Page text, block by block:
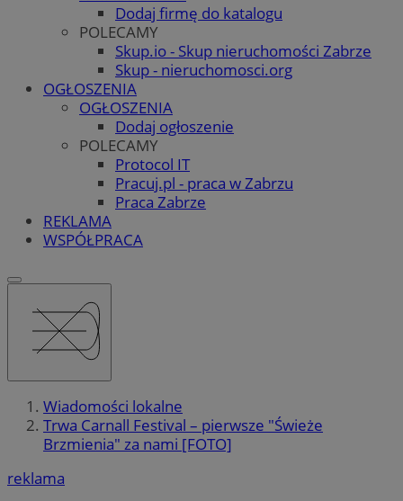
Dodaj firmę do katalogu
POLECAMY
Skup.io - Skup nieruchomości Zabrze
Skup - nieruchomosci.org
OGŁOSZENIA
OGŁOSZENIA
Dodaj ogłoszenie
POLECAMY
Protocol IT
Pracuj.pl - praca w Zabrzu
Praca Zabrze
REKLAMA
WSPÓŁPRACA
Wiadomości lokalne
Trwa Carnall Festival – pierwsze "Świeże
Brzmienia" za nami [FOTO]
reklama